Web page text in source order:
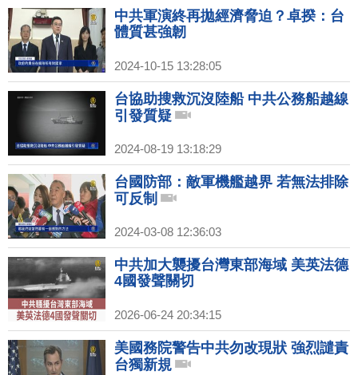
中共軍演終再拋經濟脅迫？卓揆：台
體質甚強韌
2024-10-15 13:28:05
台協助搜救沉沒陸船 中共公務船越線
引發質疑
2024-08-19 13:18:29
台國防部：敵軍機艦越界 若無法排除
可反制
2024-03-08 12:36:03
中共加大襲擾台灣東部海域 美英法德
4國發聲關切
2026-06-24 20:34:15
美國務院警告中共勿改現狀 強烈譴責
台獨新規